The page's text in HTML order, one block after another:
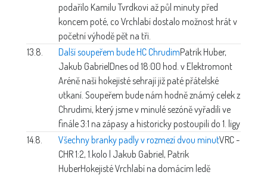
podařilo Kamilu Tvrdkovi až půl minuty před
koncem poté, co Vrchlabí dostalo možnost hrát v
početní výhodě pět na tři.
13.8.
Další soupeřem bude HC ChrudimPatrik Huber,
Jakub GabrielDnes od 18:00 hod. v Elektromont
Aréně naši hokejisté sehrají již paté přátelské
utkaní. Soupeřem bude nám hodně známý celek z
Chrudimi, který jsme v minulé sezóně vyřadili ve
finále 3:1 na zápasy a historicky postoupili do 1. ligy
14.8.
Všechny branky padly v rozmezí dvou minutVRC -
CHR 1:2, 1.kolo | Jakub Gabriel, Patrik
HuberHokejisté Vrchlabí na domácím ledě